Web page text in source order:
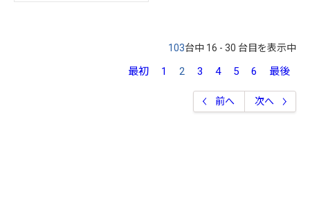
103台中 16 - 30 台目を表示中
最初 1 2 3 4 5 6 最後
前へ 次へ